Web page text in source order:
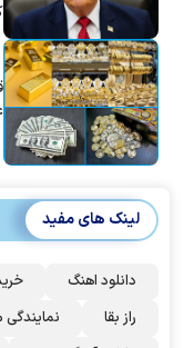
لینک های مفید
دانلود اهنگ
راز بقا